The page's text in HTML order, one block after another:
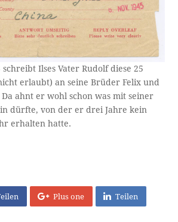
Ilses Vater Rudolf diese 25
erlaubt) an seine Brüder Felix und
ahnt er wohl schon was mit seiner
dürfte, von der er drei Jahre kein
erhalten hatte.
Plus one Teilen